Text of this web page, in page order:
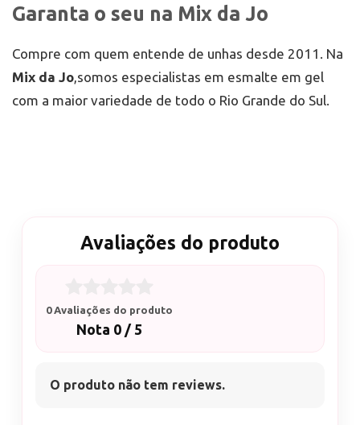
Garanta o seu na Mix da Jo
Compre com quem entende de unhas desde 2011. Na
Mix da Jo,somos especialistas em esmalte em gel
com a maior variedade de todo o Rio Grande do Sul.
Avaliações do produto
0 Avaliações do produto
Nota 0 / 5
O produto não tem reviews.